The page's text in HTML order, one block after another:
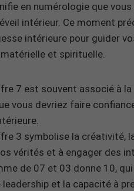
en numérologie que
intérieur. Ce moment
intérieure pour guider
et spirituelle.
7 est souvent associé à la
vous devriez faire
3 symbolise la créativité,
vérités et à engager des
de 07 et 03 donne 10,
leadership et la capacité à